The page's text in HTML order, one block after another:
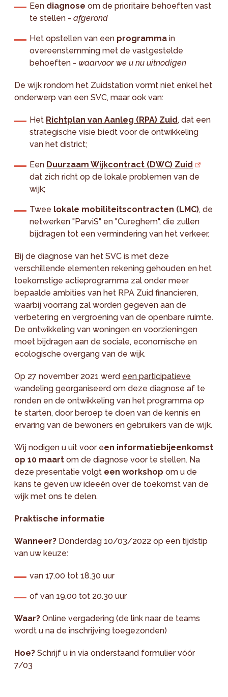
Een diagnose om de prioritaire behoeften vast
te stellen -afgerond
Het opstellen van een programma in
overeenstemming met de vastgestelde
behoeften -waarvoor we u nu uitnodigen
De wijk rondom het Zuidstation vormt niet enkel het
onderwerp van een SVC, maar ook van:
Het Richtplan van Aanleg (RPA) Zuid, dat een
strategische visie biedt voor de ontwikkeling
van het district;
Een Duurzaam Wijkcontract (DWC) Zuid
dat zich richt op de lokale problemen van de
wijk;
Twee lokale mobiliteitscontracten (LMC), de
netwerken "ParviS" en "Cureghem", die zullen
bijdragen tot een vermindering van het verkeer.
Bij de diagnose van het SVC is met deze
verschillende elementen rekening gehouden en het
toekomstige actieprogramma zal onder meer
bepaalde ambities van het RPA Zuid financieren,
waarbij voorrang zal worden gegeven aan de
verbetering en vergroening van de openbare ruimte.
De ontwikkeling van woningen en voorzieningen
moet bijdragen aan de sociale, economische en
ecologische overgang van de wijk.
Op 27 november 2021 werd een participatieve
wandeling georganiseerd om deze diagnose af te
ronden en de ontwikkeling van het programma op
te starten, door beroep te doen van de kennis en
ervaring van de bewoners en gebruikers van de wijk.
Wij nodigen u uit voor een informatiebijeenkomst
op 10 maart om de diagnose voor te stellen. Na
deze presentatie volgt een workshop om u de
kans te geven uw ideeën over de toekomst van de
wijk met ons te delen.
Praktische informatie
Wanneer? Donderdag 10/03/2022 op een tijdstip
van uw keuze:
van 17.00 tot 18.30 uur
of van 19.00 tot 20.30 uur
Waar? Online vergadering (de link naar de teams
wordt u na de inschrijving toegezonden)
Hoe?Schrijf u in via onderstaand formulier vóór
7/03